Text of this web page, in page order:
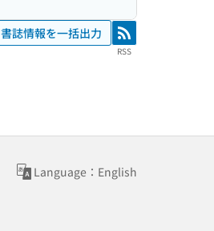
書誌情報を一括出力 RSS
RSS
Language：English